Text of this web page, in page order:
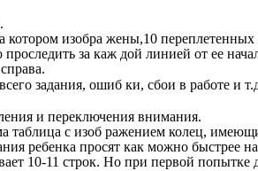
котором изобра жены,10
за каж дой линией от ее
задания, ошиб ки, сбои в работе и
и переключения внимания.
таблица с изоб ражением колец,
ребенка просят как можно быстрее
10-11 строк. Но при первой